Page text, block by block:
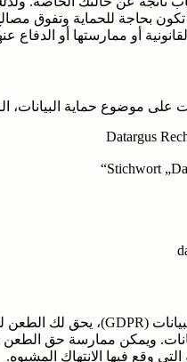
بحاجة للحماية وتفوق
أو ممارستها أو الدفاع
على موضوع حماية البيانات،
Datargus
Stichwort
البيانات. ويمكن ممارسة حق
التي وقع فيها الانتهاك المشبوه.